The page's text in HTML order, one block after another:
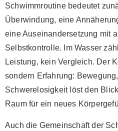
Schwimmroutine bedeutet
Überwindung, eine
eine Auseinandersetzung mit
Selbstkontrolle. Im Wasser
Leistung, kein Vergleich. Der
sondern Erfahrung:
Schwerelosigkeit löst den
Raum für ein neues
Auch die Gemeinschaft der